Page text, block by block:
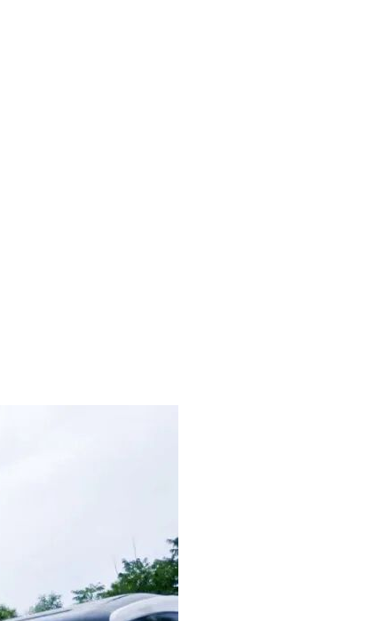
进中小企业发展管理办法》(财库[2020]46 号)的规定，
请获取采购文件)，或者点击采购公告底部潜在供应